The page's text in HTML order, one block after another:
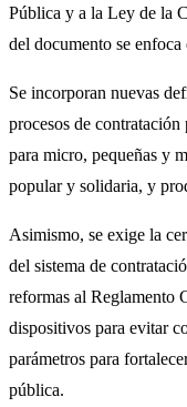
Pública y a la Ley de la
del documento se
Se incorporan nuevas
procesos de
para micro, pequeñas y
popular y solidaria, y
Asimismo, se exige la
del sistema de
reformas al Reglamento
dispositivos para evitar
parámetros para
pública.